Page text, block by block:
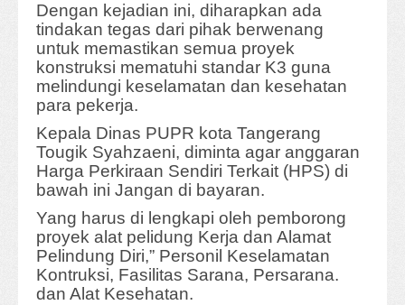
Dengan kejadian ini, diharapkan ada
tindakan tegas dari pihak berwenang
untuk memastikan semua proyek
konstruksi mematuhi standar K3 guna
melindungi keselamatan dan kesehatan
para pekerja.
Kepala Dinas PUPR kota Tangerang
Tougik Syahzaeni, diminta agar anggaran
Harga Perkiraan Sendiri Terkait (HPS) di
bawah ini Jangan di bayaran.
Yang harus di lengkapi oleh pemborong
proyek alat pelidung Kerja dan Alamat
Pelindung Diri,” Personil Keselamatan
Kontruksi, Fasilitas Sarana, Persarana.
dan Alat Kesehatan.